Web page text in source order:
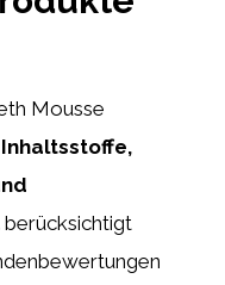
Mousse
Inhaltsstoffe,
berücksichtigt